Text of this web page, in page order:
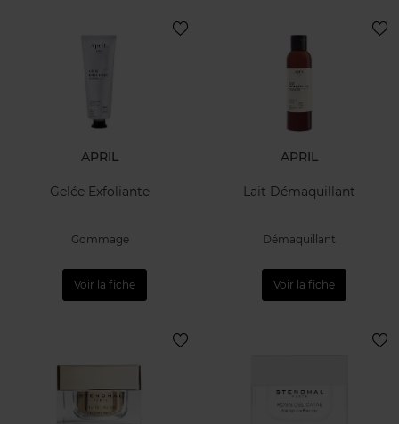
APRIL
Gelée Exfoliante
Gommage
Voir la fiche
APRIL
Lait Démaquillant
Démaquillant
Voir la fiche